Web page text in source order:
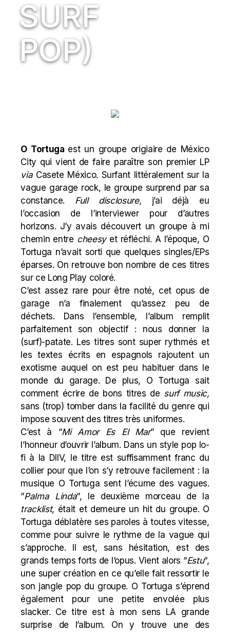
SURF
POP)
O Tortuga est un groupe origiaire de México
City qui vient de faire paraître son premier LP
via Casete México. Surfant littéralement sur la
vague garage rock, le groupe surprend par sa
constance. Full disclosure, j’ai déjà eu
l’occasion de l’interviewer pour d’autres
horizons. J’y avais découvert un groupe à mi
chemin entre cheesyet réfléchi. A l’époque, O
Tortuga n’avait sorti que quelques singles/EPs
éparses. On retrouve bon nombre de ces titres
sur ce Long Play coloré.
C’est assez rare pour être noté, cet opus de
garage n’a finalement qu’assez peu de
déchets. Dans l’ensemble, l’album remplit
parfaitement son objectif : nous donner la
(surf)-patate. Les titres sont super rythmés et
les textes écrits en espagnols rajoutent un
exotisme auquel on est peu habituer dans le
monde du garage. De plus, O Tortuga sait
comment écrire de bons titres de surf music,
sans (trop) tomber dans la facilité du genre qui
impose souvent des titres très uniformes.
C’est à “Mi Amor Es El Mar” que revient
l’honneur d’ouvrir l’album. Dans un style pop lo-
fi à la DIIV, le titre est suffisamment franc du
collier pour que l’on s’y retrouve facilement : la
musique O Tortuga sent l’écume des vagues.
“Palma Linda“, le deuxième morceau de la
tracklist, était et demeure un hit du groupe. O
Tortuga déblatère ses paroles à toutes vitesse,
comme pour suivre le rythme de la vague qui
s’approche. Il est, sans hésitation, est des
grands temps forts de l’opus. Vient alors “Estu“,
une super création en ce qu’elle fait ressortir le
son jangle pop du groupe. O Tortuga s’éprend
également pour une petite envolée plus
slacker. Ce titre est à mon sens LA grande
surprise de l’album. On y trouve une des